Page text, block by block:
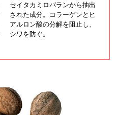
セイタカミロバランから抽出
された成分。コラーゲンとヒ
アルロン酸の分解を阻止し、
シワを防ぐ。